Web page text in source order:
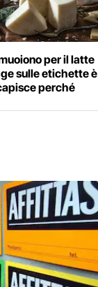
per il latte
sulle etichette è
perché